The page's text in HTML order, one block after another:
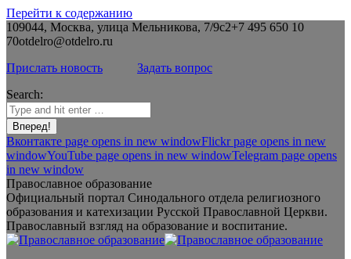
Перейти к содержанию
109044, Москва, улица Мельникова, 7/9с2+7 495 650 10
70otdelro@otdelro.ru
Прислать новость
Задать вопрос
Search:
Вконтакте page opens in new windowFlickr page opens in new
windowYouTube page opens in new windowTelegram page opens
in new window
Православное образование
Официальный портал Синодального отдела религиозного
образования и катехизации Русской Православной Церкви.
Православный взгляд на образование и воспитание.